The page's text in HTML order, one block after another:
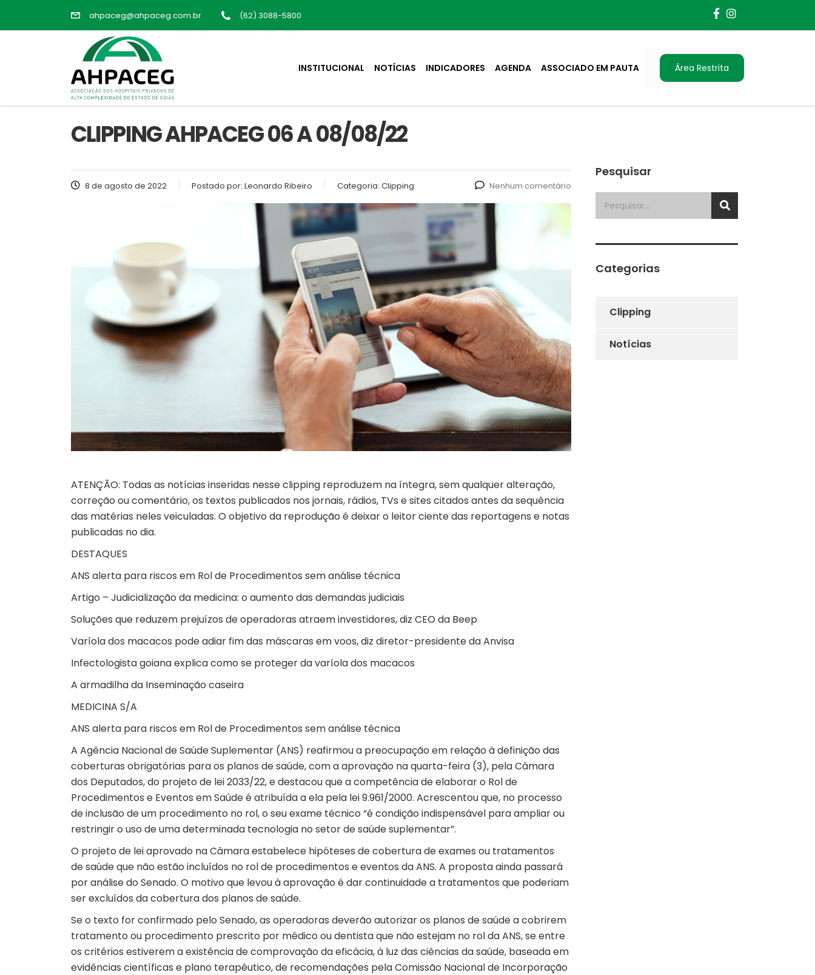
ahpaceg@ahpaceg.com.br (62) 3088-5800
INSTITUCIONAL NOTÍCIAS INDICADORES AGENDA ASSOCIADO EM PAUTA Área Restrita
CLIPPING AHPACEG 06 A 08/08/22
8 de agosto de 2022 Postado por: Leonardo Ribeiro Categoria: Clipping Nenhum comentário
ATENÇÃO: Todas as notícias inseridas nesse clipping reproduzem na íntegra, sem qualquer alteração,
correção ou comentário, os textos publicados nos jornais, rádios, TVs e sites citados antes da sequência
das matérias neles veiculadas. O objetivo da reprodução é deixar o leitor ciente das reportagens e notas
publicadas no dia.
DESTAQUES
ANS alerta para riscos em Rol de Procedimentos sem análise técnica
Artigo – Judicialização da medicina: o aumento das demandas judiciais
Soluções que reduzem prejuízos de operadoras atraem investidores, diz CEO da Beep
Varíola dos macacos pode adiar fim das máscaras em voos, diz diretor-presidente da Anvisa
Infectologista goiana explica como se proteger da varíola dos macacos
A armadilha da Inseminação caseira
MEDICINA S/A
ANS alerta para riscos em Rol de Procedimentos sem análise técnica
A Agência Nacional de Saúde Suplementar (ANS) reafirmou a preocupação em relação à definição das
coberturas obrigatórias para os planos de saúde, com a aprovação na quarta-feira (3), pela Câmara
dos Deputados, do projeto de lei 2033/22, e destacou que a competência de elaborar o Rol de
Procedimentos e Eventos em Saúde é atribuída a ela pela lei 9.961/2000. Acrescentou que, no processo
de inclusão de um procedimento no rol, o seu exame técnico “é condição indispensável para ampliar ou
restringir o uso de uma determinada tecnologia no setor de saúde suplementar”.
O projeto de lei aprovado na Câmara estabelece hipóteses de cobertura de exames ou tratamentos
de saúde que não estão incluídos no rol de procedimentos e eventos da ANS. A proposta ainda passará
por análise do Senado. O motivo que levou à aprovação é dar continuidade a tratamentos que poderiam
ser excluídos da cobertura dos planos de saúde.
Se o texto for confirmado pelo Senado, as operadoras deverão autorizar os planos de saúde a cobrirem
tratamento ou procedimento prescrito por médico ou dentista que não estejam no rol da ANS, se entre
os critérios estiverem a existência de comprovação da eficácia, à luz das ciências da saúde, baseada em
evidências científicas e plano terapêutico, de recomendações pela Comissão Nacional de Incorporação
Pesquisar
Categorias
Clipping
Notícias